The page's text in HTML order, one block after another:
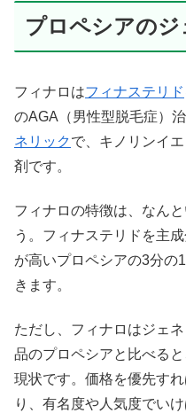
プロペシアのジ
フィナロはフィナステリド
のAGA（男性型脱毛症）治
ネリックで、キノリンイ
剤です。
フィナロの特徴は、なん
う。フィナステリドを主
が高いプロペシアの3分の
きます。
ただし、フィナロはジェ
品のプロペシアと比べる
現状です。価格を優先す
り、有名度や人気度でい